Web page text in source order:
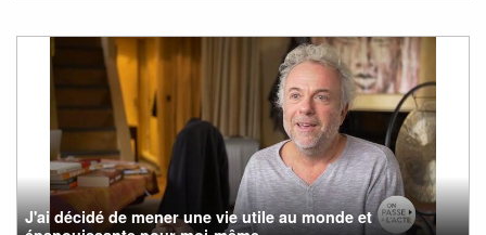
J'ai décidé de mener une vie utile au monde et